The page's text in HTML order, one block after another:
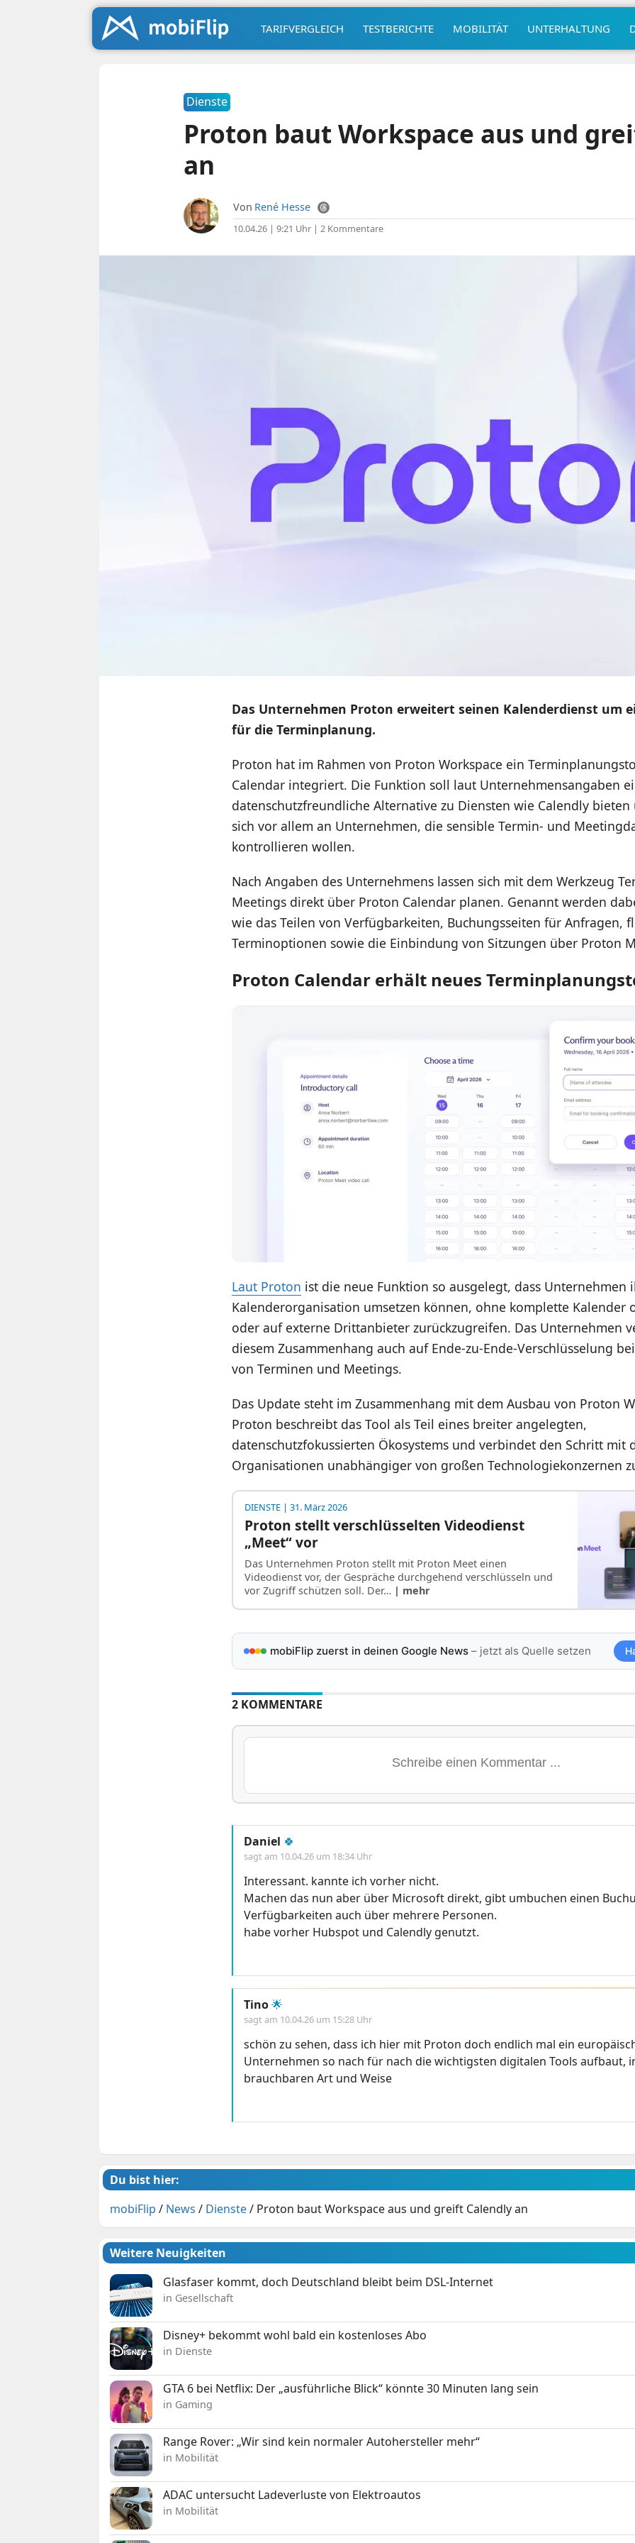
TARIFVERGLEICH TESTBERICHTE MOBILITÄT UNTERHALTUNG
Dienste
Proton baut Workspace aus und
an
Von René Hesse
10.04.26 | 9:21 Uhr| 2 Kommentare
Das Unternehmen Proton erweitert seinen Kalenderdienst um
für die Terminplanung.
Proton hat im Rahmen von Proton Workspace ein
Calendar integriert. Die Funktion soll laut Unternehmensangaben
datenschutzfreundliche Alternative zu Diensten wie Calendly
sich vor allem an Unternehmen, die sensible Termin- und
kontrollieren wollen.
Nach Angaben des Unternehmens lassen sich mit dem Werkzeug
Meetings direkt über Proton Calendar planen. Genannt werden
wie das Teilen von Verfügbarkeiten, Buchungsseiten für Anfragen,
Terminoptionen sowie die Einbindung von Sitzungen über Proton
Proton Calendar erhält neues
Laut Proton ist die neue Funktion so ausgelegt, dass Unternehmen
Kalenderorganisation umsetzen können, ohne komplette Kalender
oder auf externe Drittanbieter zurückzugreifen. Das Unternehmen
diesem Zusammenhang auch auf Ende-zu-Ende-Verschlüsselung
von Terminen und Meetings.
Das Update steht im Zusammenhang mit dem Ausbau von Proton
Proton beschreibt das Tool als Teil eines breiter angelegten,
datenschutzfokussierten Ökosystems und verbindet den Schritt mit
Organisationen unabhängiger von großen Technologiekonzernen
DIENSTE| 31. März 2026
Proton stellt verschlüsselten Videodienst
„Meet“ vor
Das Unternehmen Proton stellt mit Proton Meet einen
Videodienst vor, der Gespräche durchgehend verschlüsseln und
vor Zugriff schützen soll. Der… | mehr
mobiFlip zuerst in deinen Google News– jetzt als Quelle setzen
2 KOMMENTARE
Daniel 🍀
sagt am 10.04.26 um 18:34 Uhr
Interessant. kannte ich vorher nicht.
Machen das nun aber über Microsoft direkt, gibt umbuchen einen
Verfügbarkeiten auch über mehrere Personen.
habe vorher Hubspot und Calendly genutzt.
Tino🌟
sagt am 10.04.26 um 15:28 Uhr
schön zu sehen, dass ich hier mit Proton doch endlich mal ein
Unternehmen so nach für nach die wichtigsten digitalen Tools aufbaut,
brauchbaren Art und Weise
Du bist hier:
mobiFlip / News / Dienste/ Proton baut Workspace aus und greift Calendly an
Weitere Neuigkeiten
Glasfaser kommt, doch Deutschland bleibt beim DSL-Internet
in Gesellschaft
Disney+ bekommt wohl bald ein kostenloses Abo
in Dienste
GTA 6 bei Netflix: Der „ausführliche Blick“ könnte 30 Minuten lang sein
in Gaming
Range Rover: „Wir sind kein normaler Autohersteller mehr“
in Mobilität
ADAC untersucht Ladeverluste von Elektroautos
in Mobilität